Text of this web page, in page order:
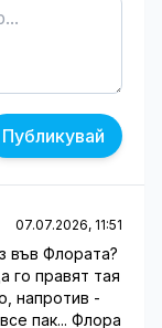
Публикувай
07.07.2026, 11:51
във Флората?
го правят тая
напротив -
пак... Флора